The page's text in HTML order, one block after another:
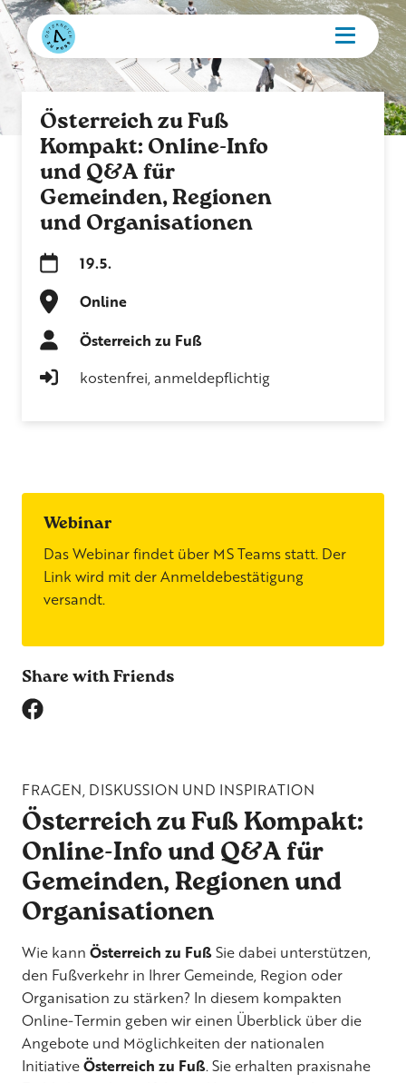
Österreich zu Fuß
Kompakt: Online-Info
und Q&A für
Gemeinden, Regionen
und Organisationen
19.5.
Online
Österreich zu Fuß
kostenfrei, anmeldepflichtig
Webinar
Das Webinar findet über MS Teams statt. Der
Link wird mit der Anmeldebestätigung
versandt.
Share with Friends
FRAGEN, DISKUSSION UND INSPIRATION
Österreich zu Fuß Kompakt:
Online-Info und Q&A für
Gemeinden, Regionen und
Organisationen
Wie kann Österreich zu FußSie dabei unterstützen,
den Fußverkehr in Ihrer Gemeinde, Region oder
Organisation zu stärken? In diesem kompakten
Online-Termin geben wir einen Überblick über die
Angebote und Möglichkeiten der nationalen
InitiativeÖsterreich zu Fuß. Sie erhalten praxisnahe